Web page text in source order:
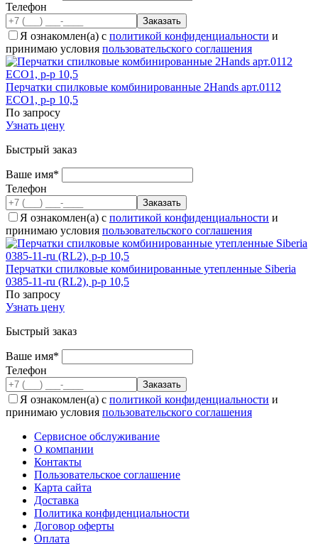
Телефон
Я ознакомлен(а) с политикой конфиденциальности и
принимаю условия пользовательского соглашения
Перчатки спилковые комбинированные 2Hands арт.0112
ЕСО1, р-р 10,5
По запросу
Узнать цену
Быстрый заказ
Ваше имя*
Телефон
Я ознакомлен(а) с политикой конфиденциальности и
принимаю условия пользовательского соглашения
Перчатки спилковые комбинированные утепленные Siberia
0385-11-ru (RL2), р-р 10,5
По запросу
Узнать цену
Быстрый заказ
Ваше имя*
Телефон
Я ознакомлен(а) с политикой конфиденциальности и
принимаю условия пользовательского соглашения
Сервисное обслуживание
О компании
Контакты
Пользовательское соглашение
Карта сайта
Доставка
Политика конфиденциальности
Договор оферты
Оплата